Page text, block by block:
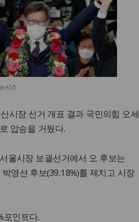
시스
시장 선거 개표 결과 국민의힘 오세
압승을 거뒀다.
울시장 보궐선거에서 오 후보는
영선 후보(39.18%)를 제치고 시장
포인트다.